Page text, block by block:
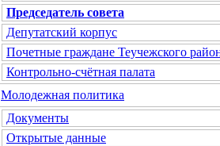
Председатель совета
Депутатский корпус
Почетные граждане Теучежского
Контрольно-счётная палата
Молодежная политика
Документы
Открытые данные